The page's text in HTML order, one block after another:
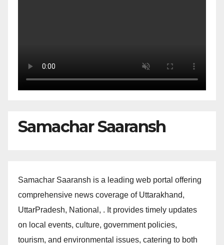
Samachar Saaransh
Samachar Saaransh is a leading web portal offering
comprehensive news coverage of Uttarakhand,
UttarPradesh, National, . It provides timely updates
on local events, culture, government policies,
tourism, and environmental issues, catering to both